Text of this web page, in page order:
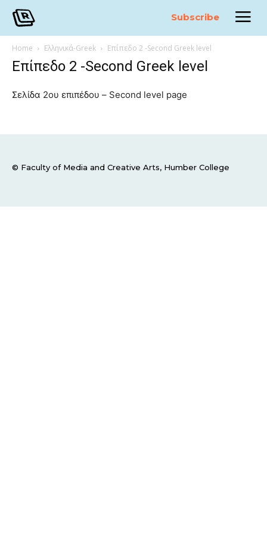
Subscribe
Home Ελληνικά-Greek Επίπεδο 2 -Second Greek level
Επίπεδο 2 -Second Greek level
Σελίδα 2ου επιπέδου – Second level page
© Faculty of Media and Creative Arts, Humber College